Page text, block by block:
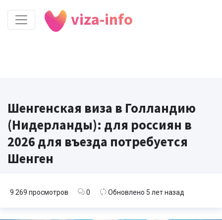
viza-info
Шенгенская виза в Голландию
(Нидерланды): для россиян в
2026 для въезда потребуется
Шенген
9 269 просмотров 0 Обновлено 5 лет назад